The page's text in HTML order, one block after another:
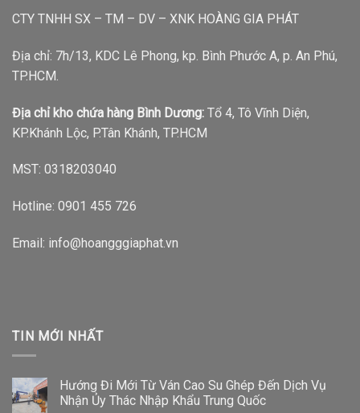
CTY TNHH SX – TM – DV – XNK HOÀNG GIA PHÁT
Địa chỉ: 7h/13, KDC Lê Phong, kp. Bình Phước A, p. An Phú,
TP.HCM.
Địa chỉ kho chứa hàng Bình Dương: Tổ 4, Tô Vĩnh Diện,
KP.Khánh Lộc, P.Tân Khánh, TP.HCM
MST: 0318203040
Hotline: 0901 455 726
Email: info@hoangggiaphat.vn
TIN MỚI NHẤT
Hướng Đi Mới Từ Ván Cao Su Ghép Đến Dịch Vụ
Nhận Ủy Thác Nhập Khẩu Trung Quốc